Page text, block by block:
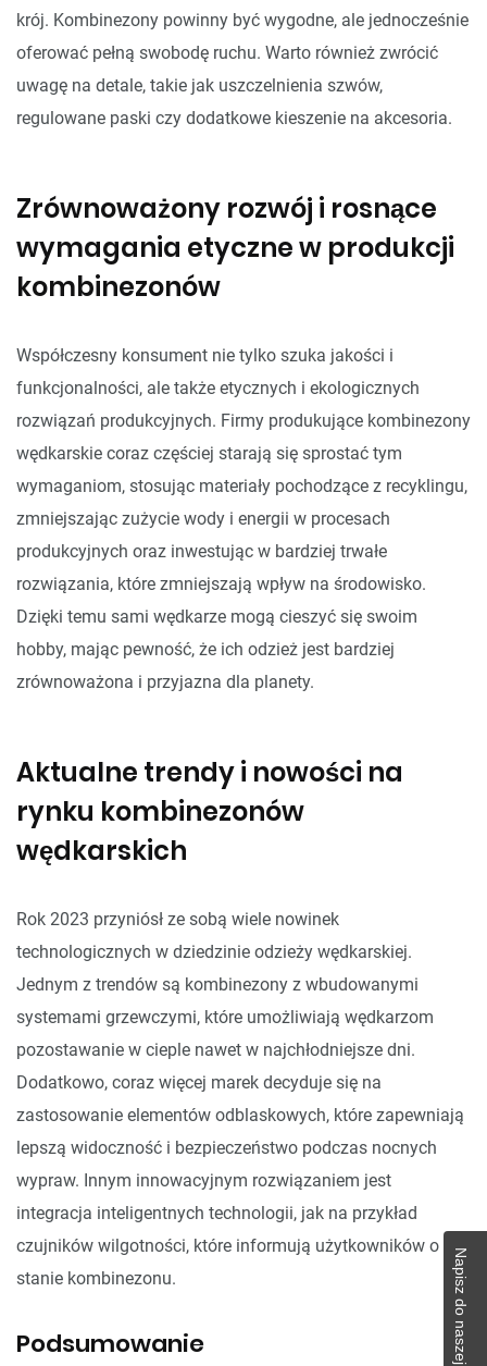
krój. Kombinezony powinny być wygodne, ale jednocześnie
oferować pełną swobodę ruchu. Warto również zwrócić
uwagę na detale, takie jak uszczelnienia szwów,
regulowane paski czy dodatkowe kieszenie na akcesoria.
Zrównoważony rozwój i rosnące
wymagania etyczne w produkcji
kombinezonów
Współczesny konsument nie tylko szuka jakości i
funkcjonalności, ale także etycznych i ekologicznych
rozwiązań produkcyjnych. Firmy produkujące kombinezony
wędkarskie coraz częściej starają się sprostać tym
wymaganiom, stosując materiały pochodzące z recyklingu,
zmniejszając zużycie wody i energii w procesach
produkcyjnych oraz inwestując w bardziej trwałe
rozwiązania, które zmniejszają wpływ na środowisko.
Dzięki temu sami wędkarze mogą cieszyć się swoim
hobby, mając pewność, że ich odzież jest bardziej
zrównoważona i przyjazna dla planety.
Aktualne trendy i nowości na
rynku kombinezonów
wędkarskich
Rok 2023 przyniósł ze sobą wiele nowinek
technologicznych w dziedzinie odzieży wędkarskiej.
Jednym z trendów są kombinezony z wbudowanymi
systemami grzewczymi, które umożliwiają wędkarzom
pozostawanie w cieple nawet w najchłodniejsze dni.
Dodatkowo, coraz więcej marek decyduje się na
zastosowanie elementów odblaskowych, które zapewniają
lepszą widoczność i bezpieczeństwo podczas nocnych
wypraw. Innym innowacyjnym rozwiązaniem jest
integracja inteligentnych technologii, jak na przykład
czujników wilgotności, które informują użytkowników o
stanie kombinezonu.
Podsumowanie